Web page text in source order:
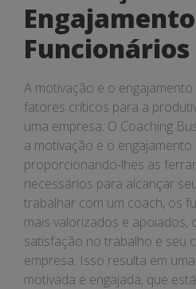
Funcionários
A motivação e o
fatores críticos para a
uma empresa. O Coaching
a motivação e o
proporcionando-lhes as
necessários para alcançar
trabalhar com um coach, os
mais valorizados e apoiados,
satisfação no trabalho e seu
empresa. Isso resulta em
motivada e engajada, que